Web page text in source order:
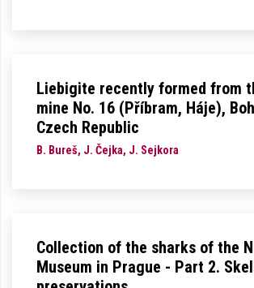
Liebigite recently formed from
mine No. 16 (Příbram, Háje),
Czech Republic
B. Bureš, J. Čejka, J. Sejkora
Collection of the sharks of the
Museum in Prague - Part 2.